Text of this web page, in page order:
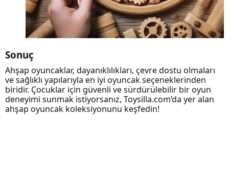
Sonuç
Ahşap oyuncaklar, dayanıklılıkları, çevre dostu olmaları
ve sağlıklı yapılarıyla en iyi oyuncak seçeneklerinden
biridir. Çocuklar için güvenli ve sürdürülebilir bir oyun
deneyimi sunmak istiyorsanız, Toysilla.com’da yer alan
ahşap oyuncak koleksiyonunu keşfedin!